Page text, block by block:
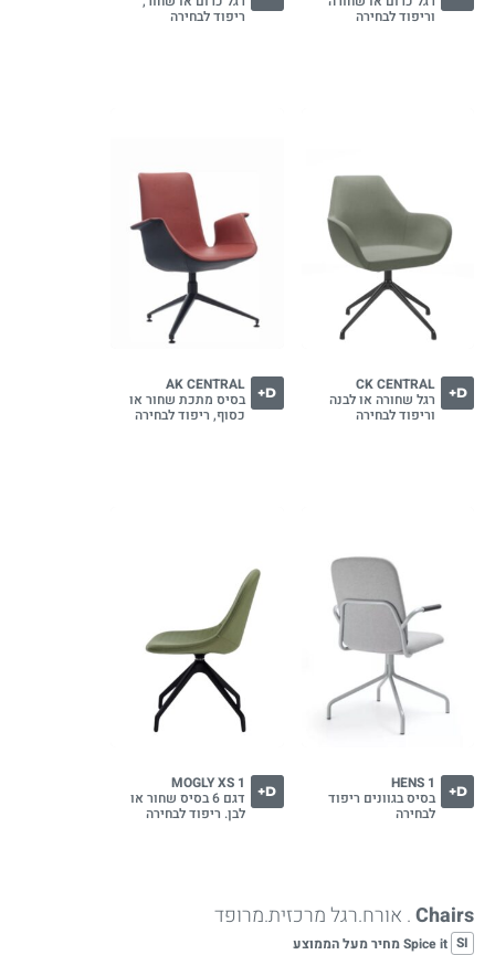
וריפוד לבחירה ריפוד לבחירה
D+
CK CENTRAL
רגל שחורה או לבנה
וריפוד לבחירה
D+
AK CENTRAL
בסיס מתכת שחור או
כסוף, ריפוד לבחירה
D+
HENS 1
בסיס בגוונים ריפוד
לבחירה
D+
MOGLY XS 1
דגם 6 בסיס שחור או
לבן. ריפוד לבחירה
Chairs. אורח.רגל מרכזית.מרופד
SI Spice it מחיר מעל הממוצע